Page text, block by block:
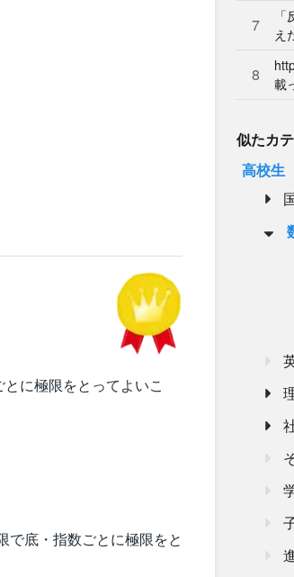
に極限をとってよいこ
で底・指数ごとに極限をと
7
え
8
載
似たカ
高校生